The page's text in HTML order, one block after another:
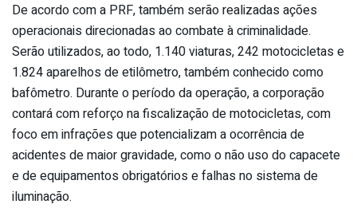
De acordo com a PRF, também serão realizadas ações
operacionais direcionadas ao combate à criminalidade.
Serão utilizados, ao todo, 1.140 viaturas, 242 motocicletas e
1.824 aparelhos de etilômetro, também conhecido como
bafômetro. Durante o período da operação, a corporação
contará com reforço na fiscalização de motocicletas, com
foco em infrações que potencializam a ocorrência de
acidentes de maior gravidade, como o não uso do capacete
e de equipamentos obrigatórios e falhas no sistema de
iluminação.